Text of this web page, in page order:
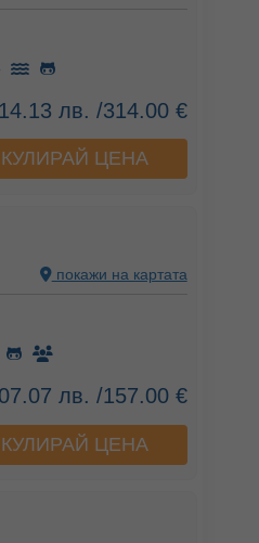
лв. /314.00 €
ЦЕНА
покажи на картата
лв. /157.00 €
ЦЕНА